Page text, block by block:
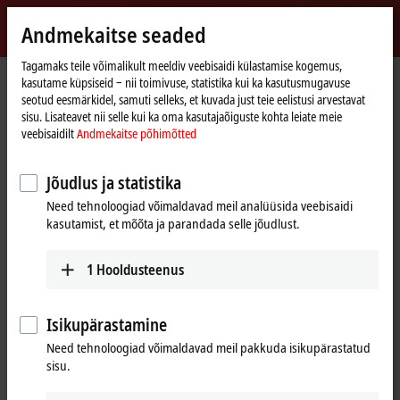
Beckhoff
-
New
Automation
Technology
Avaleht Ettevõte
Uudised
Beckhoff Live + Interactive compact, June 1, 2022
Kui klõpsate nupul „Nõustun“, kuvatakse video ja kohandatakse
privaatsussätteid; selle protsessi käigus laaditakse Vimeo väline
sisu. Palun tutvuge meie andmekaitse põhimõtetega. Palun
Andmekaitse seaded
Tagamaks teile võimalikult meeldiv veebisaidi külastamise kogemus,
kasutame küpsiseid ‒ nii toimivuse, statistika kui ka kasutusmugavuse
seotud eesmärkidel, samuti selleks, et kuvada just teie eelistusi arvestavat
sisu. Lisateavet nii selle kui ka oma kasutajaõiguste kohta leiate meie
veebisaidiltAndmekaitse põhimõtted
Jõudlus ja statistika
Need tehnoloogiad võimaldavad meil analüüsida veebisaidi
kasutamist, et mõõta ja parandada selle jõudlust.
1 Hooldusteenus
Isikupärastamine
Need tehnoloogiad võimaldavad meil pakkuda isikupärastatud
sisu.